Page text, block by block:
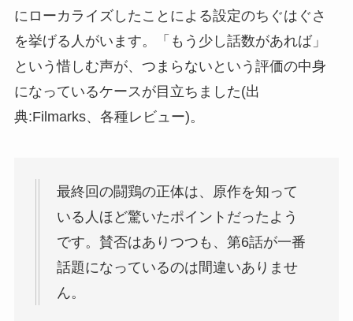
にローカライズしたことによる設定のちぐはぐさ
を挙げる人がいます。「もう少し話数があれば」
という惜しむ声が、つまらないという評価の中身
になっているケースが目立ちました(出
典:Filmarks、各種レビュー)。
最終回の闘鶏の正体は、原作を知って
いる人ほど驚いたポイントだったよう
です。賛否はありつつも、第6話が一番
話題になっているのは間違いありませ
ん。